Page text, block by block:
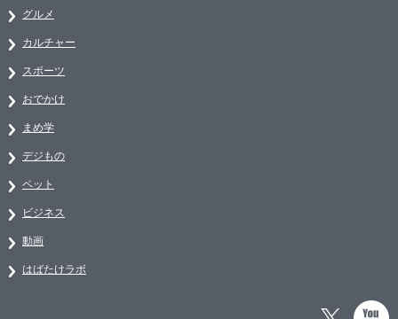
グルメ
カルチャー
スポーツ
おでかけ
まめ学
デジもの
ペット
ビジネス
動画
はばたけラボ